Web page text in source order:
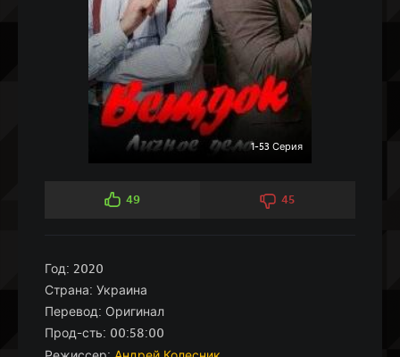
1-53 Серия
49 45
Год: 2020
Страна: Украина
Перевод: Оригинал
Прод-сть: 00:58:00